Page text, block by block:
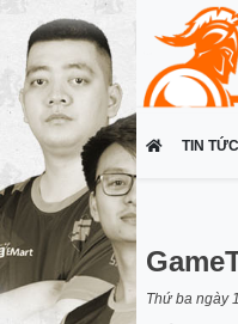
TIN TỨC
Thứ ba ngày